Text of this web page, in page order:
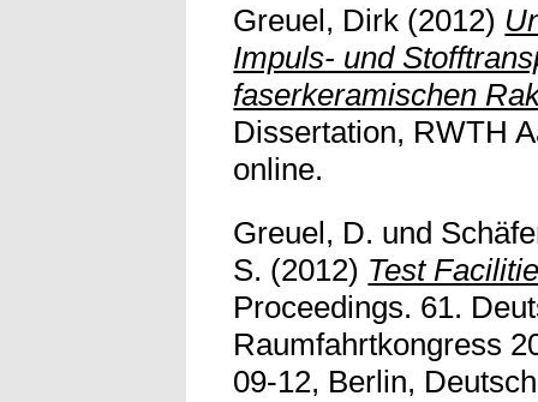
Greuel, Dirk (2012)
Impuls- und
faserkeramischen
Dissertation, RWTH
online.
Greuel, D. und
S. (2012) Test
Proceedings. 61.
Raumfahrtkongress
09-12, Berlin,